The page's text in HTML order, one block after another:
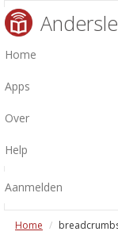
Home
Apps
Over
Help
Aanmelden
Home